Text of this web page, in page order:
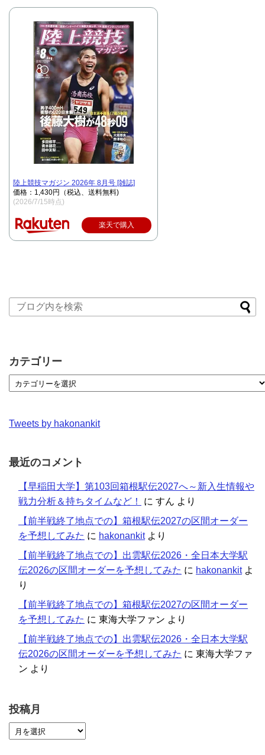
陸上競技マガジン 2026年 8月号 [雑誌]
価格：1,430円（税込、送料無料)
(2026/7/15時点)
楽天で購入
カテゴリー
Tweets by hakonankit
最近のコメント
【早稲田大学】第103回箱根駅伝2027へ～新入生情報や
戦力分析＆持ちタイムなど！
に すん より
【前半戦終了地点での】箱根駅伝2027の区間オーダー
を予想してみた に hakonankitより
【前半戦終了地点での】出雲駅伝2026・全日本大学駅
伝2026の区間オーダーを予想してみた に hakonankitよ
り
【前半戦終了地点での】箱根駅伝2027の区間オーダー
を予想してみた に 東海大学ファン より
【前半戦終了地点での】出雲駅伝2026・全日本大学駅
伝2026の区間オーダーを予想してみた に 東海大学ファ
ン より
投稿月